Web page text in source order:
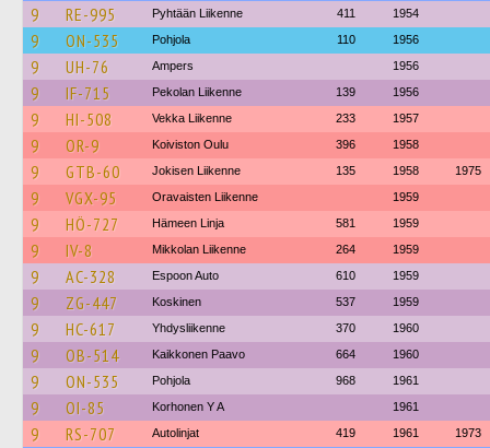
9 RE-995 Pyhtään Liikenne 411 1954
9 ON-535 Pohjola 110 1956
9 UH-76 Ampers 1956
9 IF-715 Pekolan Liikenne 139 1956
9 HI-508 Vekka Liikenne 233 1957
9 OR-9 Koiviston Oulu 396 1958
9 GTB-60 Jokisen Liikenne 135 1958 1975
9 VGX-95 Oravaisten Liikenne 1959
9 HÖ-727 Hämeen Linja 581 1959
9 IV-8 Mikkolan Liikenne 264 1959
9 AC-328 Espoon Auto 610 1959
9 ZG-447 Koskinen 537 1959
9 HC-617 Yhdysliikenne 370 1960
9 OB-514 Kaikkonen Paavo 664 1960
9 ON-535 Pohjola 968 1961
9 OI-85 Korhonen Y A 1961
9 RS-707 Autolinjat 419 1961 1973